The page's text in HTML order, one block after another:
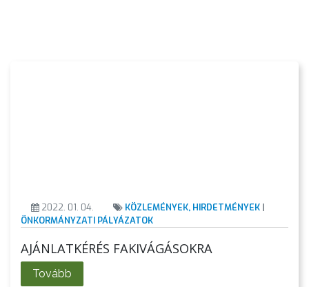
LAKOSSÁGI
INFORMÁCIÓK
HASZNOS
2022. 01. 04. KÖZLEMÉNYEK, HIRDETMÉNYEK |
ÖNKORMÁNYZATI PÁLYÁZATOK
AJÁNLATKÉRÉS FAKIVÁGÁSOKRA
Tovább